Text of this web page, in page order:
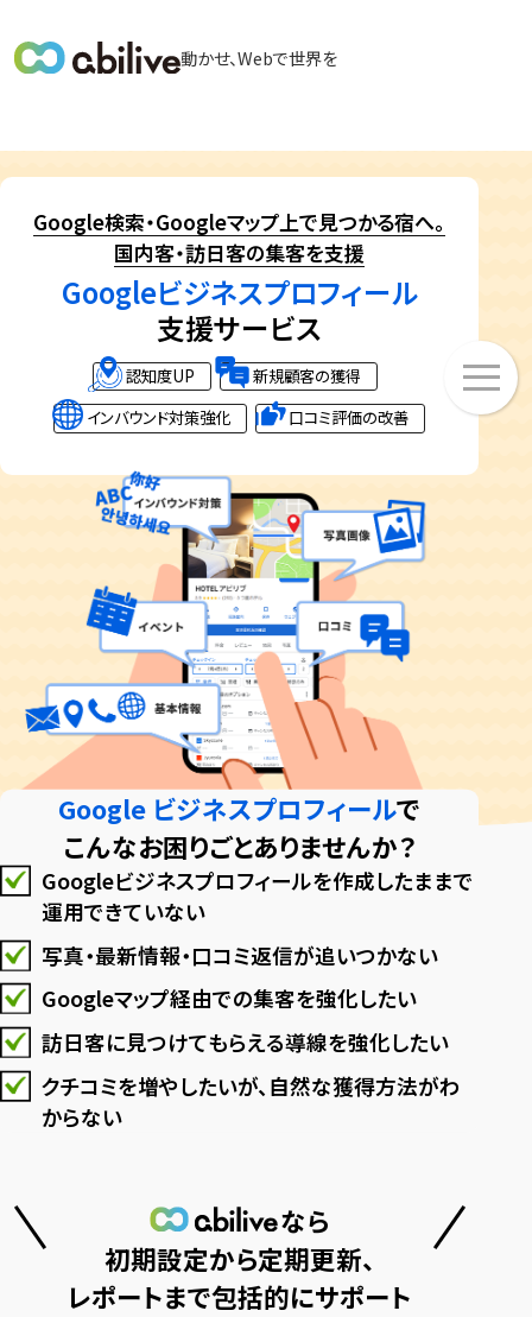
動かせ、Webで世界を
メ
メ
ニ
ー
メ
ニ
ュ
Google検索・Googleマップ上で見つかる宿へ。
国内客・訪日客の集客を支援
Googleビジネスプロフィール
支援サービス
認知度UP
新規顧客の獲得
インバウンド対策強化
口コミ評価の改善
Google ビジネスプロフィールで
こんなお困りごとありませんか？
Googleビジネスプロフィールを作成したままで
運用できていない
写真・最新情報・口コミ返信が追いつかない
Googleマップ経由での集客を強化したい
訪日客に見つけてもらえる導線を強化したい
クチコミを増やしたいが、自然な獲得方法がわ
からない
なら
初期設定から定期更新、
レポートまで包括的にサポート